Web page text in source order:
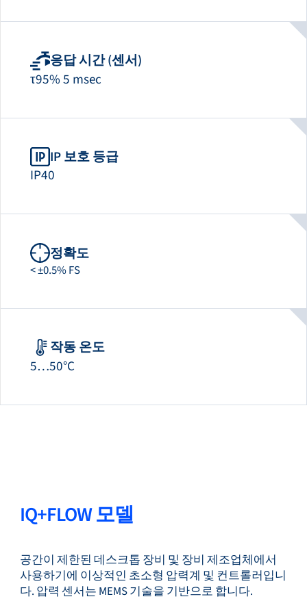
응답 시간 (센서)
τ95% 5 msec
IP 보호 등급
IP40
정확도
< ±0.5% FS
작동 온도
5…50°C
IQ+FLOW 모델
공간이 제한된 데스크톱 장비 및 장비 제조업체에서
사용하기에 이상적인 초소형 압력계 및 컨트롤러입니
다. 압력 센서는 MEMS 기술을 기반으로 합니다.